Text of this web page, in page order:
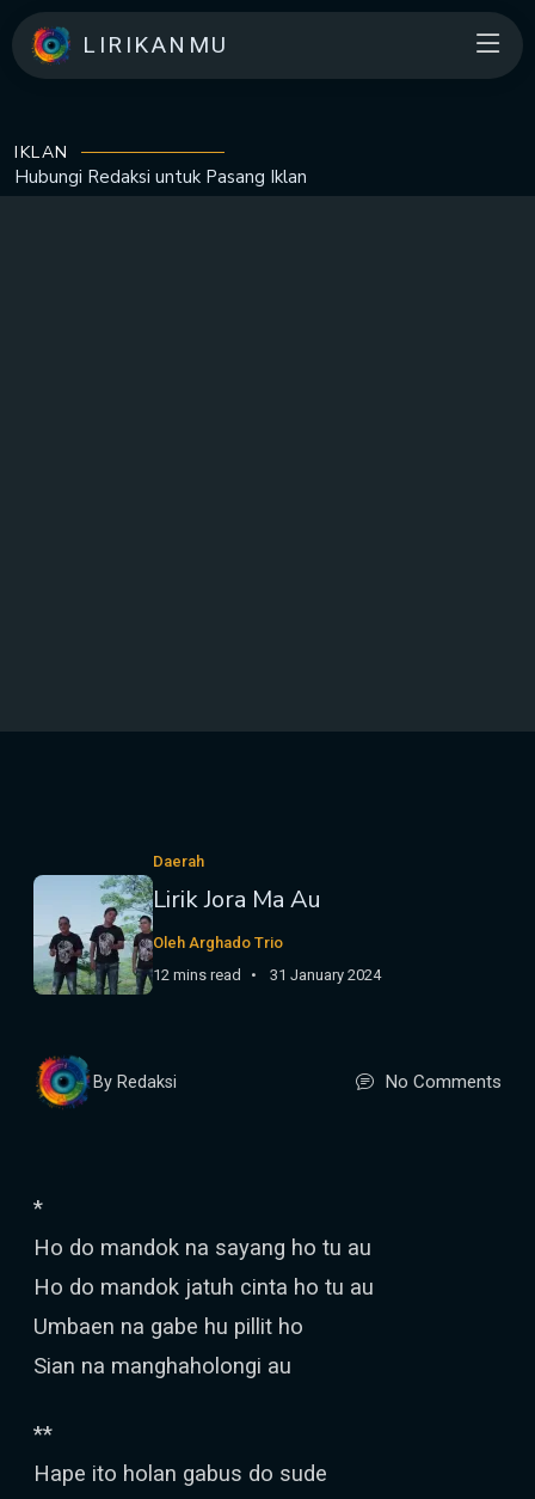
LIRIKANMU
IKLAN
Hubungi Redaksi untuk Pasang Iklan
Daerah
Lirik Jora Ma Au
Oleh Arghado Trio
12 mins read
31 January 2024
By Redaksi No Comments
*
Ho do mandok na sayang ho tu au
Ho do mandok jatuh cinta ho tu au
Umbaen na gabe hu pillit ho
Sian na manghaholongi au
**
Hape ito holan gabus do sude